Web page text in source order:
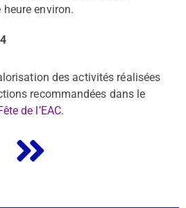
heure environ.
des activités réalisées
recommandées dans le
de l’EAC.